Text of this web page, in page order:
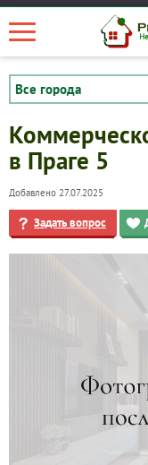
Квартиры
Новостройки
в Праге 5
Добавлено 27.07.2025
Задать вопрос